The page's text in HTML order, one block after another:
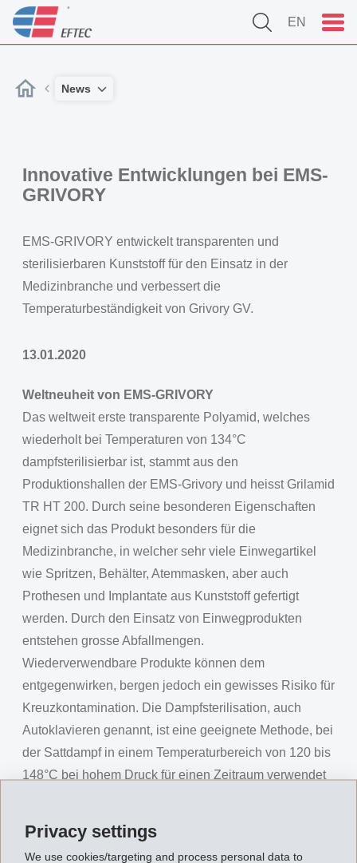
Privacy settings
We use cookies/targeting and process personal data to
EN
News
Innovative Entwicklungen bei EMS-
GRIVORY
EMS-GRIVORY entwickelt transparenten und
sterilisierbaren Kunststoff für den Einsatz in der
Medizinbranche und verbessert die
Temperaturbeständigkeit von Grivory GV.
13.01.2020
Weltneuheit von EMS-GRIVORY
Das weltweit erste transparente Polyamid, welches
wiederholt bei Temperaturen von 134°C
dampfsterilisierbar ist, stammt aus den
Produktionshallen der EMS-Grivory und heisst Grilamid
TR HT 200. Durch seine besonderen Eigenschaften
eignet sich das Produkt besonders für die
Medizinbranche, in welcher sehr viele Einwegartikel
wie Spritzen, Behälter, Atemmasken, aber auch
Prothesen und Implantate aus Kunststoff gefertigt
werden. Durch den Einsatz von Einwegprodukten
entstehen grosse Abfallmengen.
Wiederverwendbare Produkte können dem
entgegenwirken, bergen jedoch ein gewisses Risiko für
Kreuzkontamination. Die Dampfsterilisation, auch
Autoklavieren genannt, ist eine geeignete Methode, bei
der Sattdampf in einem Temperaturbereich von 120 bis
148°C bei hohem Druck für einen Zeitraum verwendet
Markante Verbesserung bei höheren Temperaturen